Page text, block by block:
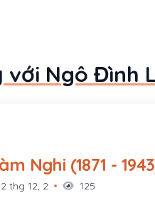
Ngô Đình
Hàm Nghi (1871 -
2 thg 12, 2 125